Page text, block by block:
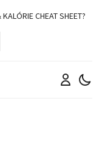
CHEAT SHEET?